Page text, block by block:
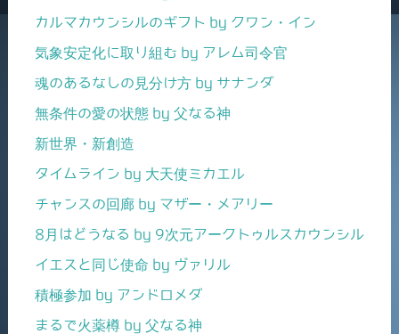
カルマカウンシルのギフト by クワン・イン
気象安定化に取り組む by アレム司令官
魂のあるなしの見分け方 by サナンダ
無条件の愛の状態 by 父なる神
新世界・新創造
タイムライン by 大天使ミカエル
チャンスの回廊 by マザー・メアリー
8月はどうなる by 9次元アークトゥルスカウンシル
イエスと同じ使命 by ヴァリル
積極参加 by アンドロメダ
まるで火薬樽 by 父なる神